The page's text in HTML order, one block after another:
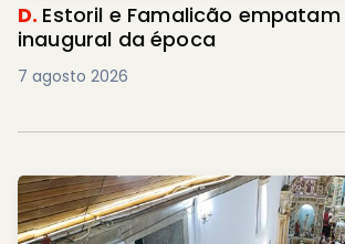
D. Estoril e Famalicão
inaugural da época
7 agosto 2026